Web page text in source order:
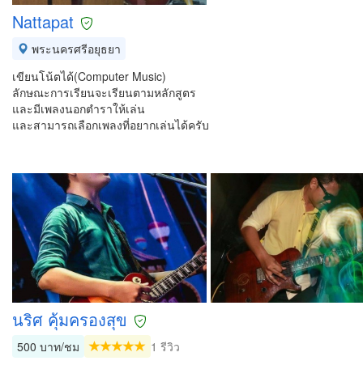
Nattapat
พระนครศรีอยุธยา
เขียนโน้ตได้(Computer Music)
ลักษณะการเรียนจะเรียนตามหลักสูตร
และมีเพลงนอกตำราให้เล่น
และสามารถเลือกเพลงที่อยากเล่นได้ครับ
นริศ คุ้มครองสุข
500 บาท/ชม
1 รีวิว